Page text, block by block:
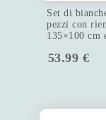
Set di
pezzi con
135×100 cm
53.99 €